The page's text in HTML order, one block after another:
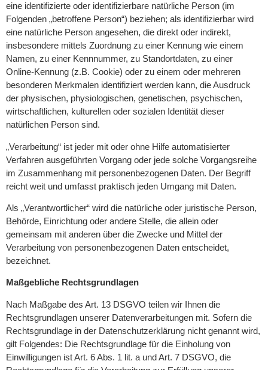
eine identifizierte oder identifizierbare natürliche Person (im
Folgenden „betroffene Person“) beziehen; als identifizierbar wird
eine natürliche Person angesehen, die direkt oder indirekt,
insbesondere mittels Zuordnung zu einer Kennung wie einem
Namen, zu einer Kennnummer, zu Standortdaten, zu einer
Online-Kennung (z.B. Cookie) oder zu einem oder mehreren
besonderen Merkmalen identifiziert werden kann, die Ausdruck
der physischen, physiologischen, genetischen, psychischen,
wirtschaftlichen, kulturellen oder sozialen Identität dieser
natürlichen Person sind.
„Verarbeitung“ ist jeder mit oder ohne Hilfe automatisierter
Verfahren ausgeführten Vorgang oder jede solche Vorgangsreihe
im Zusammenhang mit personenbezogenen Daten. Der Begriff
reicht weit und umfasst praktisch jeden Umgang mit Daten.
Als „Verantwortlicher“ wird die natürliche oder juristische Person,
Behörde, Einrichtung oder andere Stelle, die allein oder
gemeinsam mit anderen über die Zwecke und Mittel der
Verarbeitung von personenbezogenen Daten entscheidet,
bezeichnet.
Maßgebliche Rechtsgrundlagen
Nach Maßgabe des Art. 13 DSGVO teilen wir Ihnen die
Rechtsgrundlagen unserer Datenverarbeitungen mit. Sofern die
Rechtsgrundlage in der Datenschutzerklärung nicht genannt wird,
gilt Folgendes: Die Rechtsgrundlage für die Einholung von
Einwilligungen ist Art. 6 Abs. 1 lit. a und Art. 7 DSGVO, die